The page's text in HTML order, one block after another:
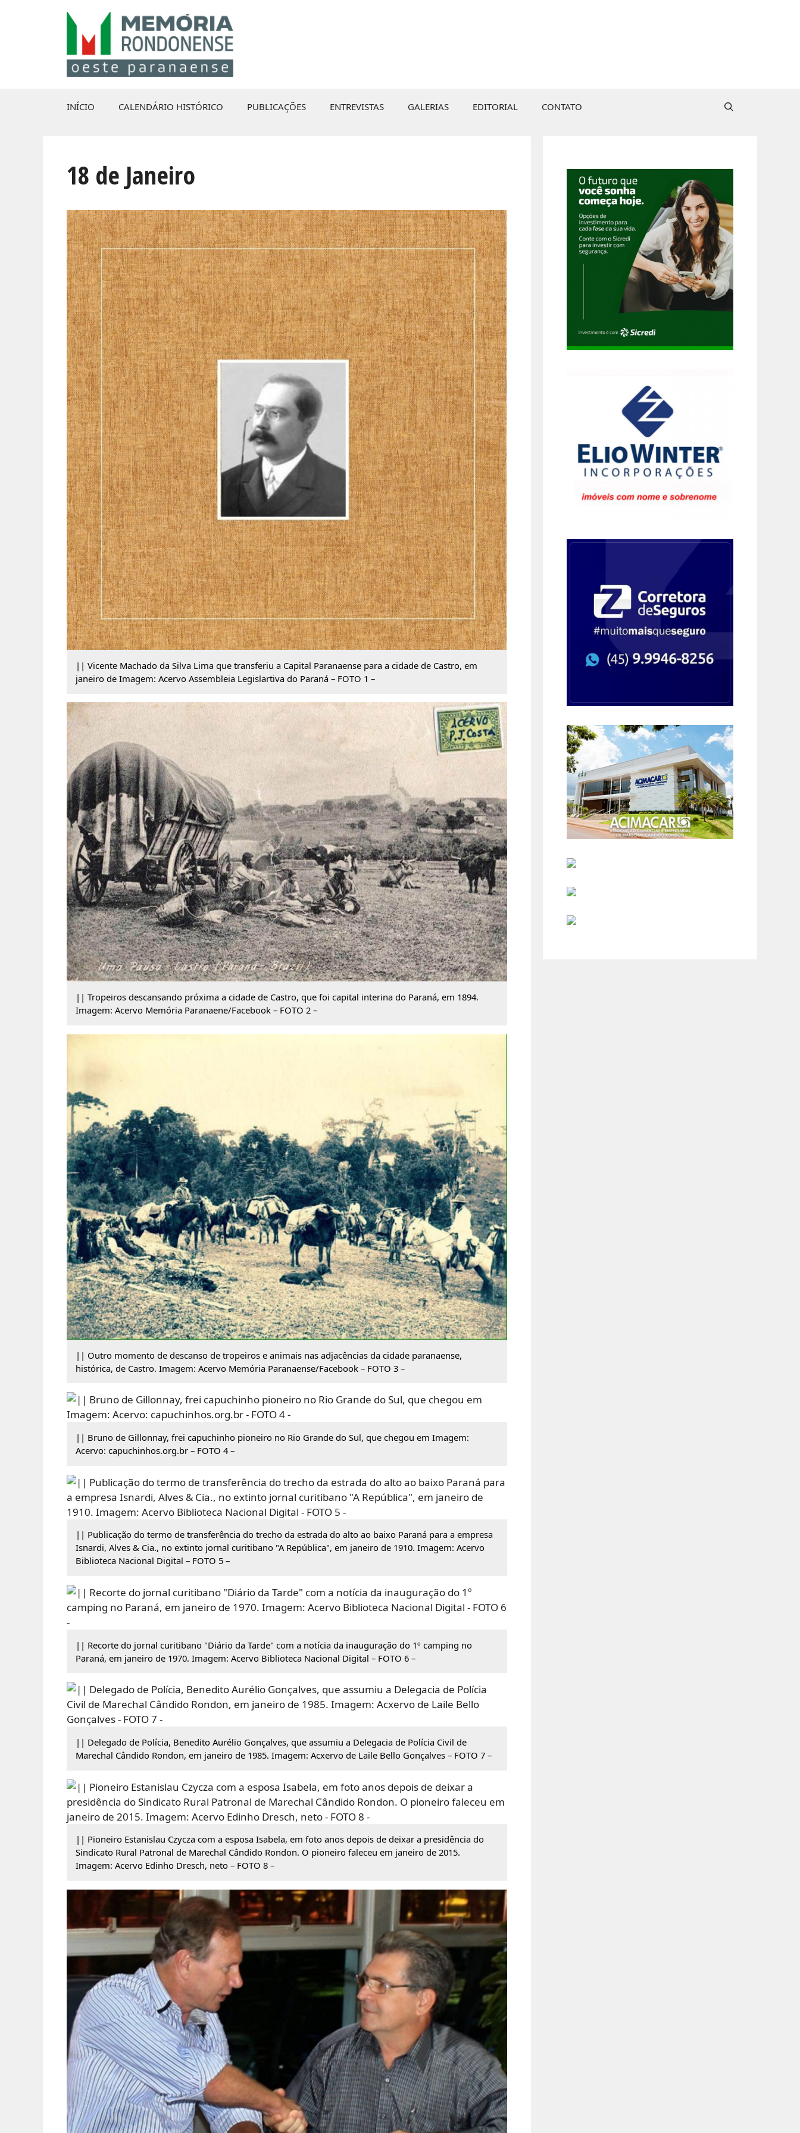
INÍCIO CALENDÁRIO HISTÓRICO PUBLICAÇÕES ENTREVISTAS GALERIAS EDITORIAL CONTATO
18 de Janeiro
|| Vicente Machado da Silva Lima que transferiu a Capital Paranaense para a cidade de Castro, em
janeiro de Imagem: Acervo Assembleia Legislartiva do Paraná – FOTO 1 –
|| Tropeiros descansando próxima a cidade de Castro, que foi capital interina do Paraná, em 1894.
Imagem: Acervo Memória Paranaene/Facebook – FOTO 2 –
|| Outro momento de descanso de tropeiros e animais nas adjacências da cidade paranaense,
histórica, de Castro. Imagem: Acervo Memória Paranaense/Facebook – FOTO 3 –
|| Bruno de Gillonnay, frei capuchinho pioneiro no Rio Grande do Sul, que chegou em Imagem:
Acervo: capuchinhos.org.br – FOTO 4 –
|| Publicação do termo de transferência do trecho da estrada do alto ao baixo Paraná para a empresa
Isnardi, Alves & Cia., no extinto jornal curitibano "A República", em janeiro de 1910. Imagem: Acervo
Biblioteca Nacional Digital – FOTO 5 –
|| Recorte do jornal curitibano "Diário da Tarde" com a notícia da inauguração do 1º camping no
Paraná, em janeiro de 1970. Imagem: Acervo Biblioteca Nacional Digital – FOTO 6 –
|| Delegado de Polícia, Benedito Aurélio Gonçalves, que assumiu a Delegacia de Polícia Civil de
Marechal Cândido Rondon, em janeiro de 1985. Imagem: Acxervo de Laile Bello Gonçalves – FOTO 7 –
|| Pioneiro Estanislau Czycza com a esposa Isabela, em foto anos depois de deixar a presidência do
Sindicato Rural Patronal de Marechal Cândido Rondon. O pioneiro faleceu em janeiro de 2015.
Imagem: Acervo Edinho Dresch, neto – FOTO 8 –